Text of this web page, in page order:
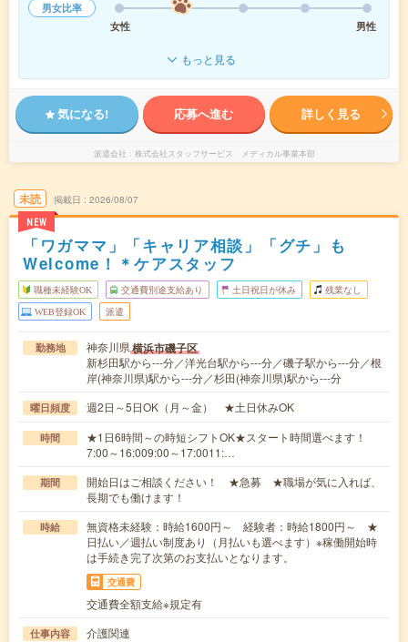
男女比率
女性
男性
もっと見る
気になる! 応募へ進む 詳しく見る
派遣会社 株式会社スタッフサービス メディカル事業本部
未読
NEW
掲載日 2026/08/07
「ワガママ」「キャリア相談」「グチ」も
Welcome！＊ケアスタッフ
職種未経験OK 交通費別途支給あり 土日祝日が休み 残業なし
WEB登録OK 派遣
勤務地 神奈川県横浜市磯子区
新杉田駅から---分／洋光台駅から---分／磯子駅から---分／根
岸(神奈川県)駅から---分／杉田(神奈川県)駅から---分
曜日頻度 週2日～5日OK（月～金） ★土日休みOK
時間
★1日6時間～の時短シフトOK★スタート時間選べます！
7:00～16:009:00～17:0011:…
期間
開始日はご相談ください！ ★急募 ★職場が気に入れば、
長期でも働けます！
時給
無資格未経験：時給1600円～ 経験者：時給1800円～ ★
日払い／週払い制度あり（月払いも選べます）※稼働開始時
は手続き完了次第のお支払いとなります。
交通費
交通費全額支給※規定有
仕事内容
介護関連